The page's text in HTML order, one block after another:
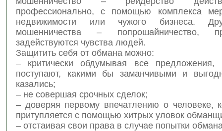
профессионально, с помощью комплекса
недвижимости или чужого бизнеса.
мошенничества – попрошайничество,
задействуются чувства людей.
Защитить себя от обмана можно:
– критически обдумывая все предложения,
поступают, какими бы заманчивыми и
казались;
– не совершая срочных сделок;
– доверяя первому впечатлению о человеке,
притупляется с помощью хитрых уловок
– отстаивая свои права в случае попытки